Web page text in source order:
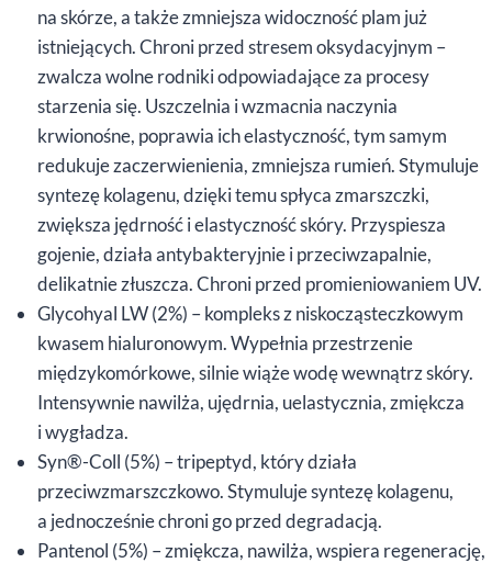
na skórze, a także zmniejsza widoczność plam już
istniejących. Chroni przed stresem oksydacyjnym –
zwalcza wolne rodniki odpowiadające za procesy
starzenia się. Uszczelnia i wzmacnia naczynia
krwionośne, poprawia ich elastyczność, tym samym
redukuje zaczerwienienia, zmniejsza rumień. Stymuluje
syntezę kolagenu, dzięki temu spłyca zmarszczki,
zwiększa jędrność i elastyczność skóry. Przyspiesza
gojenie, działa antybakteryjnie i przeciwzapalnie,
delikatnie złuszcza. Chroni przed promieniowaniem UV.
Glycohyal LW (2%) – kompleks z niskocząsteczkowym
kwasem hialuronowym. Wypełnia przestrzenie
międzykomórkowe, silnie wiąże wodę wewnątrz skóry.
Intensywnie nawilża, ujędrnia, uelastycznia, zmiękcza
i wygładza.
Syn®-Coll (5%) – tripeptyd, który działa
przeciwzmarszczkowo. Stymuluje syntezę kolagenu,
a jednocześnie chroni go przed degradacją.
Pantenol (5%) – zmiękcza, nawilża, wspiera regenerację,